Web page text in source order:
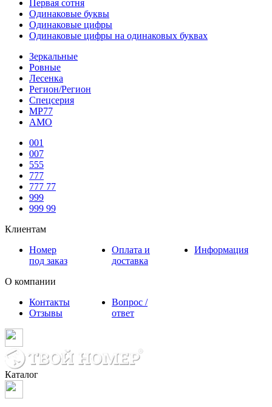
Первая сотня
Одинаковые буквы
Одинаковые цифры
Одинаковые цифры на одинаковых буквах
Зеркальные
Ровные
Лесенка
Регион/Регион
Спецсерия
МР77
АМО
001
007
555
777
777 77
999
999 99
Клиентам
Номер
под заказ
Оплата и
доставка
Информация
О компании
Контакты
Отзывы
Вопрос /
ответ
Каталог